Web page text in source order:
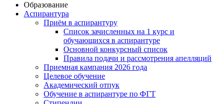
Образование
Аспирантура
Приём в аспирантуру
Список зачисленных на 1 курс и
обучающихся в аспирантуре
Основной конкурсный список
Правила подачи и рассмотрения апелляций
Приемная кампания 2026 года
Целевое обучение
Академический отпук
Обучение в аспирантуре по ФГТ